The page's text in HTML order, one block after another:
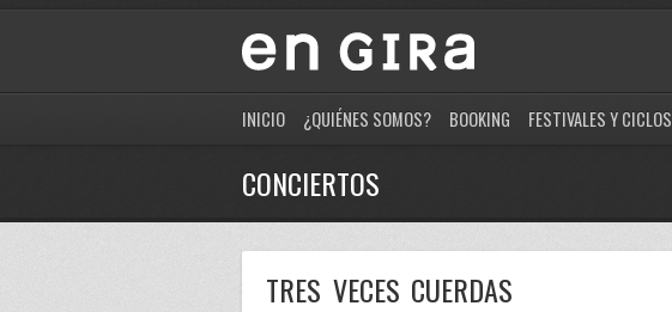
INICIO ¿QUIÉNES SOMOS? BOOKING FESTIVALES Y CICLOS
CONCIERTOS
TRES VECES CUERDAS